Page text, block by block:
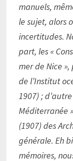
manuels,
le sujet, alors
incertitudes.
part, les «
mer de Nice
de l’Institut
1907) ;
Méditerranée
(1907) des
générale. Eh
mémoires,